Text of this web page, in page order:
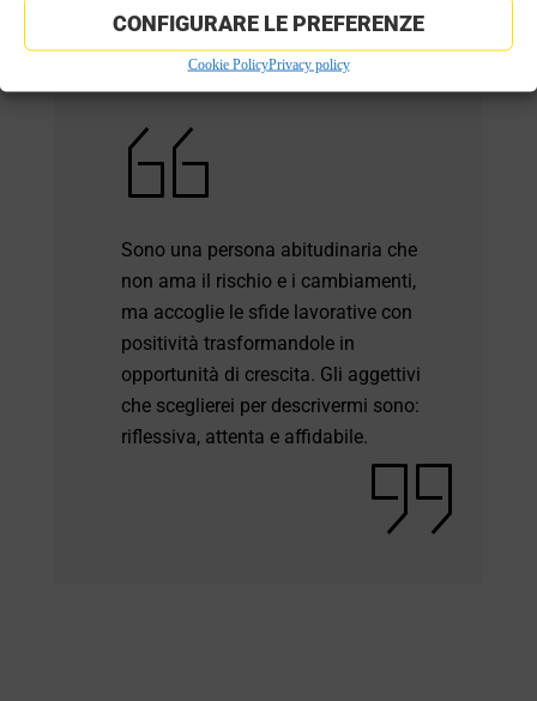
CONFIGURARE LE PREFERENZE
Cookie PolicyPrivacy policy
Sono una persona abitudinaria che
non ama il rischio e i cambiamenti,
ma accoglie le sfide lavorative con
positività trasformandole in
opportunità di crescita. Gli aggettivi
che sceglierei per descrivermi sono:
riflessiva, attenta e affidabile.
società. Nel tempo libero pratico yoga, passeggio
con il mio cane, ma la cosa che preferisco e che mi
rende felice è fare shopping.